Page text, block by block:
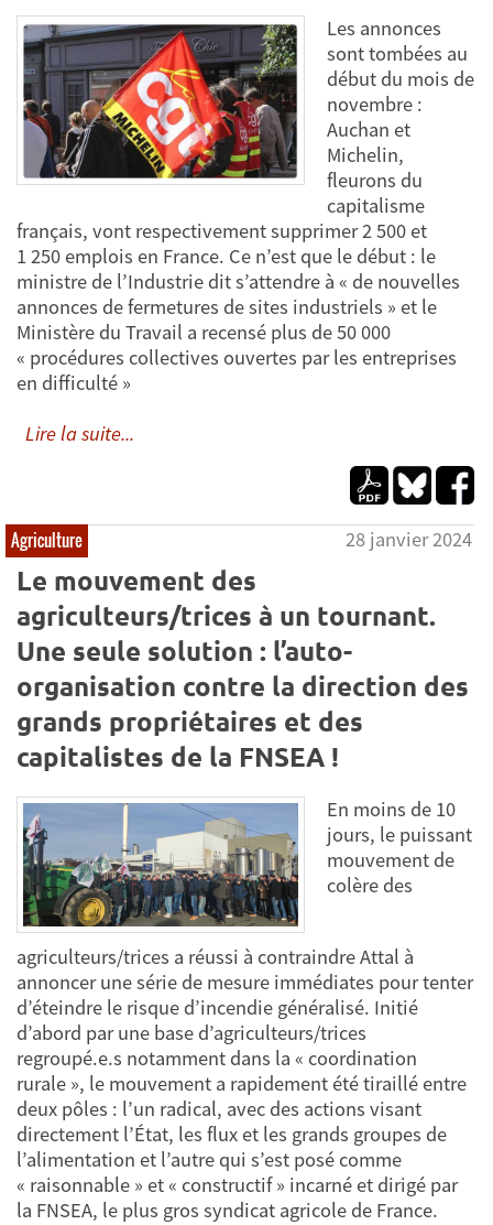
Les annonces
sont tombées au
début du mois de
novembre :
Auchan et
Michelin,
fleurons du
capitalisme
français, vont respectivement supprimer 2 500 et
1 250 emplois en France. Ce n’est que le début : le
ministre de l’Industrie dit s’attendre à « de nouvelles
annonces de fermetures de sites industriels » et le
Ministère du Travail a recensé plus de 50 000
« procédures collectives ouvertes par les entreprises
en difficulté »
Lire la suite...
Agriculture 28 janvier 2024
Le mouvement des
agriculteurs/trices à un tournant.
Une seule solution : l’auto-
organisation contre la direction des
grands propriétaires et des
capitalistes de la FNSEA !
En moins de 10
jours, le puissant
mouvement de
colère des
agriculteurs/trices a réussi à contraindre Attal à
annoncer une série de mesure immédiates pour tenter
d’éteindre le risque d’incendie généralisé. Initié
d’abord par une base d’agriculteurs/trices
regroupé.e.s notamment dans la « coordination
rurale », le mouvement a rapidement été tiraillé entre
deux pôles : l’un radical, avec des actions visant
directement l’État, les flux et les grands groupes de
l’alimentation et l’autre qui s’est posé comme
« raisonnable » et « constructif » incarné et dirigé par
la FNSEA, le plus gros syndicat agricole de France.